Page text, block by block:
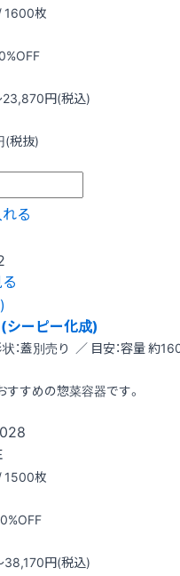
1600枚
%OFF
円(税込)
(税抜)
る
ーピー化成)
蓋別売り ／ 目安：容量 約
すめの惣菜容器です。
1500枚
0%OFF
38,170円(税込)